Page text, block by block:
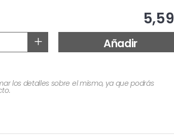
5,59
+ Añadir
los detalles sobre el mismo, ya que podrás